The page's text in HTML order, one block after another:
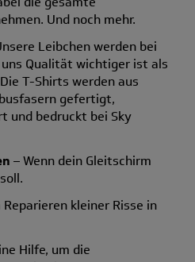
Und noch mehr.
Leibchen werden bei
Qualität wichtiger ist als
T-Shirts werden aus
gefertigt,
und bedruckt bei Sky
– Wenn dein Gleitschirm
Reparieren kleiner Risse in
Hilfe, um die